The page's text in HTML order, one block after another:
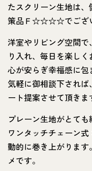
たスクリーン生地は
策品Ｆ☆☆☆☆でござい
洋室やリビング空間
り入れ、毎日を楽し
心が安らぎ幸福感に
気軽に御相談下され
ート提案させて頂きま
プレーン生地がとても
ワンタッチチェーン
動的に巻き上がりま
メです。